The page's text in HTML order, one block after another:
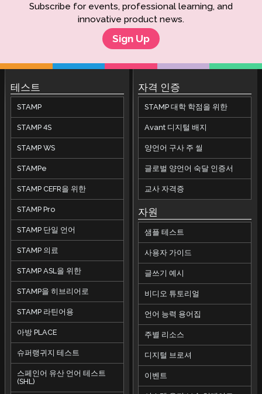
Subscribe for events, professional learning, and
innovative product news.
Sign Up
테스트
STAMP
STAMP 4S
STAMP WS
STAMPe
STAMP CEFR을 위한
STAMP Pro
STAMP 단일 언어
STAMP 의료
STAMP ASL을 위한
STAMP을 히브리어로
STAMP 라틴어용
아방 PLACE
슈퍼랭귀지 테스트
스페인어 유산 언어 테스트
(SHL)
자격 인증
STAMP 대학 학점을 위한
Avant 디지털 배지
양언어 구사 주 씰
글로벌 양언어 숙달 인증서
교사 자격증
자원
샘플 테스트
사용자 가이드
글쓰기 예시
비디오 튜토리얼
언어 능력 용어집
주별 리소스
디지털 브로셔
이벤트